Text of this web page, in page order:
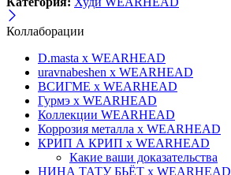
Коллаборации
D.masta x WEARHEAD
uravnabeshen x WEARHEAD
ВСИГМЕ x WEARHEAD
Гурмэ x WEARHEAD
Коллекции WEARHEAD
Коррозия металла x WEARHEAD
КРИП А КРИП x WEARHEAD
Какие ваши доказательства
НИНА ТАТУ БЬЁТ x WEARHEAD